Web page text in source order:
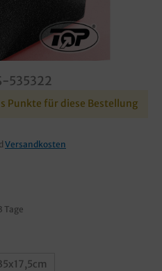
535322
Punkte für diese Bestellung
Versandkosten
Tage